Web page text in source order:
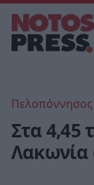
Πελοπόννησος
Στα 4,45
Λακωνία